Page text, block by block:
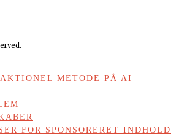
METODE PÅ AI
FOR SPONSORERET INDHOLD